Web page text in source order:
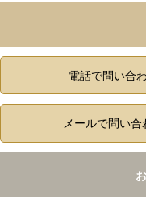
電話で問い合
メールで問い合